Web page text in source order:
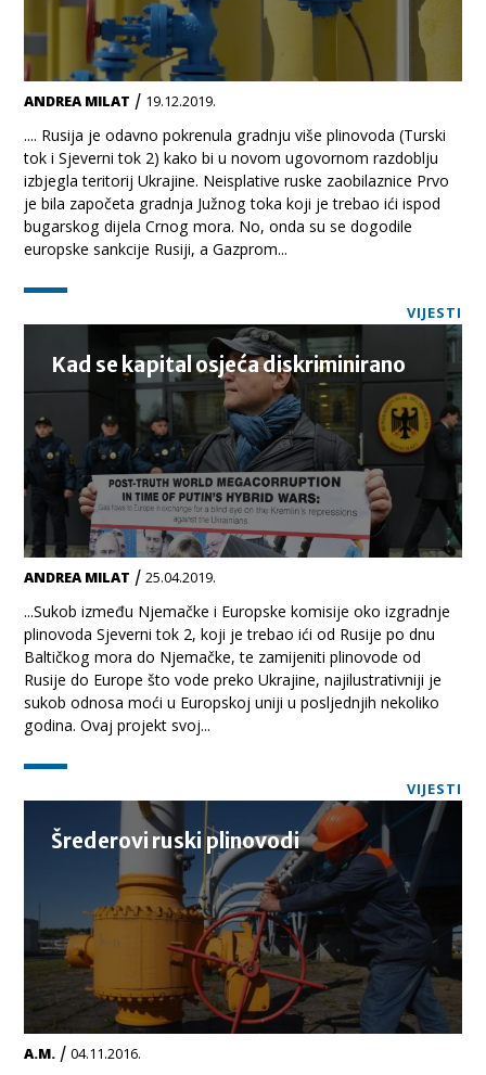
ANDREA MILAT / 19.12.2019.
.... Rusija je odavno pokrenula gradnju više plinovoda (Turski
tok i Sjeverni tok 2) kako bi u novom ugovornom razdoblju
izbjegla teritorij Ukrajine. Neisplative ruske zaobilaznice Prvo
je bila započeta gradnja Južnog toka koji je trebao ići ispod
bugarskog dijela Crnog mora. No, onda su se dogodile
europske sankcije Rusiji, a Gazprom...
VIJESTI
Kad se kapital osjeća diskriminirano
ANDREA MILAT /25.04.2019.
...Sukob između Njemačke i Europske komisije oko izgradnje
plinovoda Sjeverni tok 2, koji je trebao ići od Rusije po dnu
Baltičkog mora do Njemačke, te zamijeniti plinovode od
Rusije do Europe što vode preko Ukrajine, najilustrativniji je
sukob odnosa moći u Europskoj uniji u posljednjih nekoliko
godina. Ovaj projekt svoj...
VIJESTI
Šrederovi ruski plinovodi
A.M. /04.11.2016.